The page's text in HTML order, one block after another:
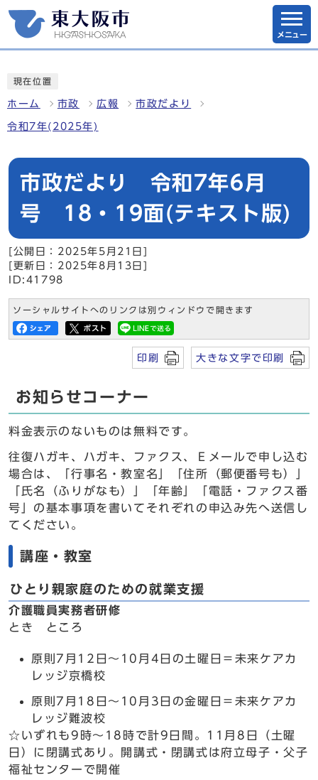
メニュー
現在位置
ホーム 市政 広報 市政だより
令和7年(2025年)
市政だより 令和7年6月
号 18・19面(テキスト版)
[公開日：2025年5月21日]
[更新日：2025年8月13日]
ID:41798
ソーシャルサイトへのリンクは別ウィンドウで開きます
印刷 大きな文字で印刷
お知らせコーナー
料金表示のないものは無料です。
往復ハガキ、ハガキ、ファクス、Ｅメールで申し込む
場合は、「行事名・教室名」「住所（郵便番号も）」
「氏名（ふりがなも）」「年齢」「電話・ファクス番
号」の基本事項を書いてそれぞれの申込み先へ送信し
てください。
講座・教室
ひとり親家庭のための就業支援
介護職員実務者研修
とき ところ
原則7月12日～10月4日の土曜日＝未来ケアカ
レッジ京橋校
原則7月18日～10月3日の金曜日＝未来ケアカ
レッジ難波校
☆いずれも9時～18時で計9日間。11月8日（土曜
日）に閉講式あり。開講式・閉講式は府立母子・父子
福祉センターで開催